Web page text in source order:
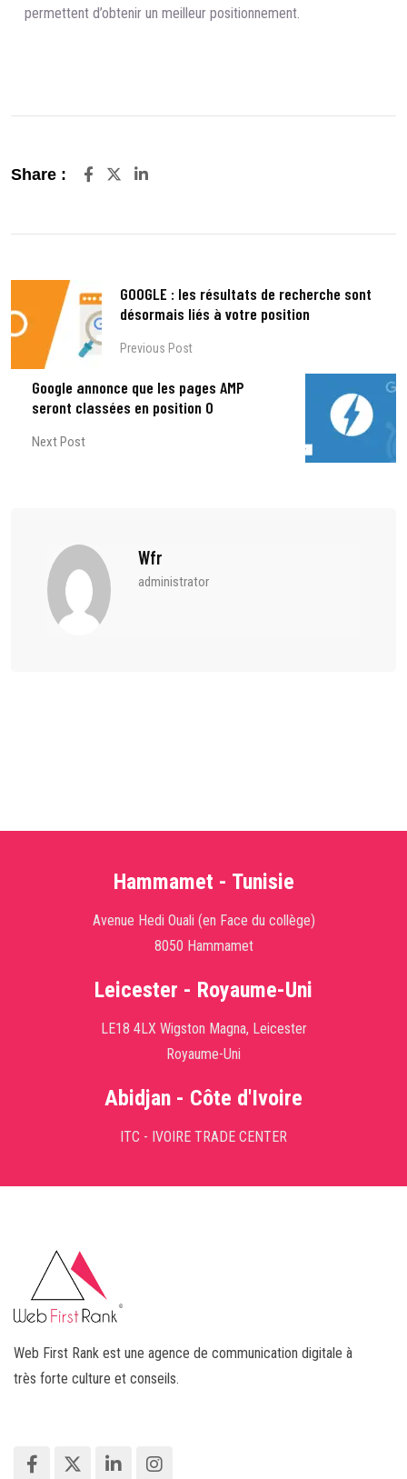
permettent d’obtenir un meilleur positionnement.
Share : LinkedIn
GOOGLE : les résultats de recherche sont
désormais liés à votre position
Previous Post
Google annonce que les pages AMP
seront classées en position 0
Next Post
Wfr
administrator
Hammamet - Tunisie
Avenue Hedi Ouali (en Face du collège)
8050 Hammamet
Leicester - Royaume-Uni
LE18 4LX Wigston Magna, Leicester
Royaume-Uni
Abidjan - Côte d'Ivoire
ITC - IVOIRE TRADE CENTER
Web First Rank est une agence de communication digitale à
très forte culture et conseils.